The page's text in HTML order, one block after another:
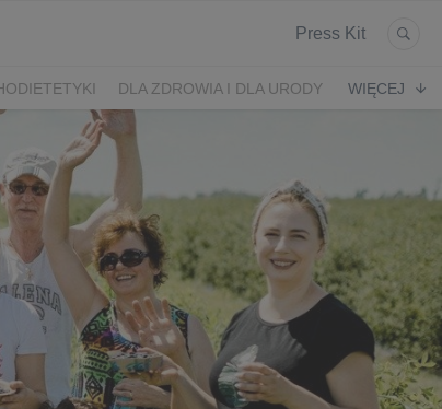
Press Kit
DLA ZDROWIA I DLA URODY
JEŻYNY
RZEMIEŚLNICZE
SZCZYT IBO 2023 🫐
WYBORY 2023
WIĘCEJ